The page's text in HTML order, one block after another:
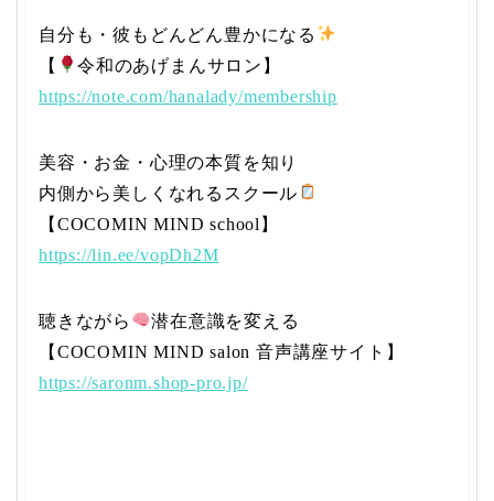
自分も・彼もどんどん豊かになる
【
令和のあげまんサロン】
https://note.com/hanalady/membership
美容・お金・心理の本質を知り
内側から美しくなれるスクール
【COCOMIN MIND school】
https://lin.ee/vopDh2M
聴きながら
潜在意識を変える
【COCOMIN MIND salon 音声講座サイト】
https://saronm.shop-pro.jp/